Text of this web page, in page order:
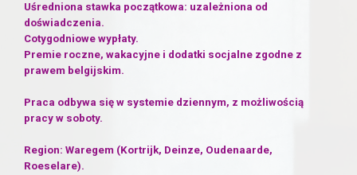
Uśredniona stawka początkowa: uzależniona od
doświadczenia.
Cotygodniowe wypłaty.
Premie roczne, wakacyjne i dodatki socjalne zgodne z
prawem belgijskim.
Praca odbywa się w systemie dziennym, z możliwością
pracy w soboty.
Region: Waregem (Kortrijk, Deinze, Oudenaarde,
Roeselare).